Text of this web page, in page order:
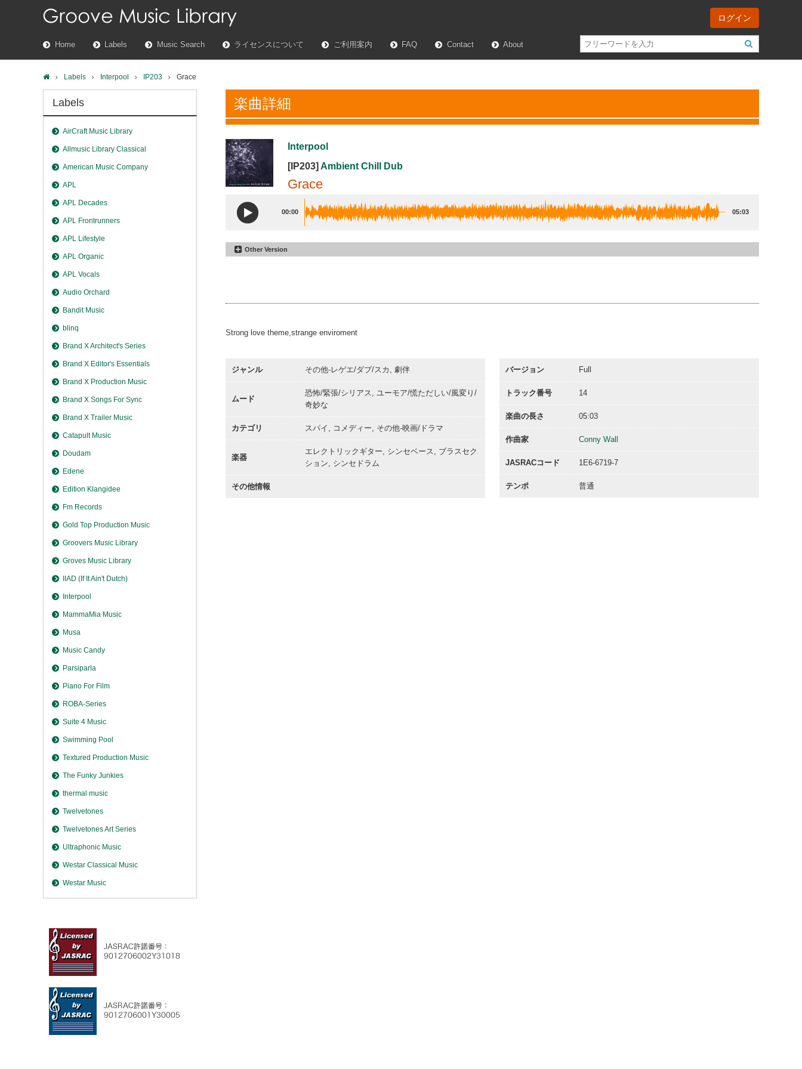
Home Labels Music Search ライセンスについて ご利用案内 FAQ Contact About
ログイン
Labels Interpool IP203 Grace
楽曲詳細
Interpool
[IP203] Ambient Chill Dub
Grace
00:00 05:03
Other Version
Strong love theme,strange enviroment
ジャンル その他-レゲエ/ダブ/スカ, 劇伴
ムード
恐怖/緊張/シリアス, ユーモア/慌ただしい/風変り/
奇妙な
カテゴリ スパイ, コメディー, その他-映画/ドラマ
楽器
エレクトリックギター, シンセベース, ブラスセク
ション, シンセドラム
その他情報
バージョン Full
トラック番号 14
楽曲の長さ 05:03
作曲家 Conny Wall
JASRACコード 1E6-6719-7
テンポ 普通
Labels
AirCraft Music Library
Allmusic Library Classical
American Music Company
APL
APL Decades
APL Frontrunners
APL Lifestyle
APL Organic
APL Vocals
Audio Orchard
Bandit Music
blinq
Brand X Architect's Series
Brand X Editor's Essentials
Brand X Production Music
Brand X Songs For Sync
Brand X Trailer Music
Catapult Music
Doudam
Edene
Edition Klangidee
Fm Records
Gold Top Production Music
Groovers Music Library
Groves Music Library
IIAD (If It Ain't Dutch)
Interpool
MammaMia Music
Musa
Music Candy
Parsiparla
Piano For Film
ROBA-Series
Suite 4 Music
Swimming Pool
Textured Production Music
The Funky Junkies
thermal music
Twelvetones
Twelvetones Art Series
Ultraphonic Music
Westar Classical Music
Westar Music